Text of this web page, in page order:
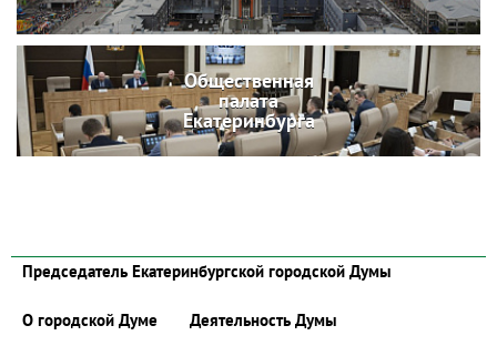
Общественная
палата
Екатеринбурга
Председатель Екатеринбургской городской Думы
О городской Думе Деятельность Думы